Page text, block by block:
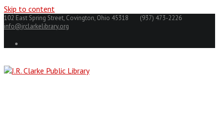
Skip to content
102 East Spring Street, Covington, Ohio 45318
(937) 473-2226
info@jrclarkelibrary.org